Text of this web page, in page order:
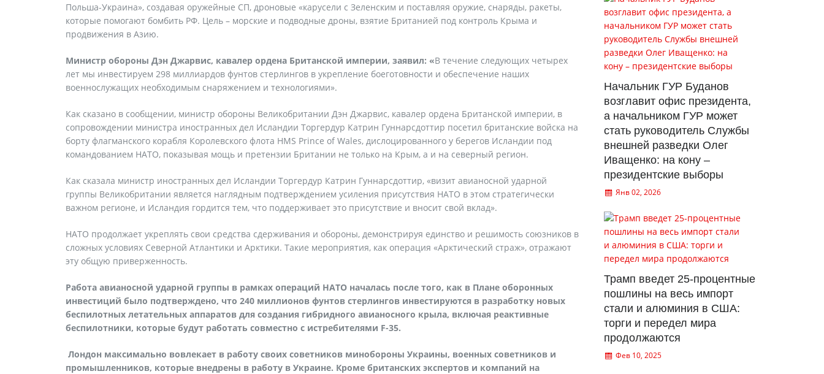
Польша-Украина», создавая оружейные СП, дроновые «карусели с Зеленским и поставляя оружие, снаряды, ракеты,
которые помогают бомбить РФ. Цель – морские и подводные дроны, взятие Британией под контроль Крыма и
продвижения в Азию.
Министр обороны Дэн Джарвис, кавалер ордена Британской империи, заявил: «В течение следующих четырех
лет мы инвестируем 298 миллиардов фунтов стерлингов в укрепление боеготовности и обеспечение наших
военнослужащих необходимым снаряжением и технологиями».
Как сказано в сообщении, министр обороны Великобритании Дэн Джарвис, кавалер ордена Британской империи, в
сопровождении министра иностранных дел Исландии Торгердур Катрин Гуннарсдоттир посетил британские войска на
борту флагманского корабля Королевского флота HMS Prince of Wales, дислоцированного у берегов Исландии под
командованием НАТО, показывая мощь и претензии Британии не только на Крым, а и на северный регион.
Как сказала министр иностранных дел Исландии Торгердур Катрин Гуннарсдоттир, «визит авианосной ударной
группы Великобритании является наглядным подтверждением усиления присутствия НАТО в этом стратегически
важном регионе, и Исландия гордится тем, что поддерживает это присутствие и вносит свой вклад».
НАТО продолжает укреплять свои средства сдерживания и обороны, демонстрируя единство и решимость союзников в
сложных условиях Северной Атлантики и Арктики. Такие мероприятия, как операция «Арктический страж», отражают
эту общую приверженность.
Работа авианосной ударной группы в рамках операций НАТО началась после того, как в Плане оборонных
инвестиций было подтверждено, что 240 миллионов фунтов стерлингов инвестируются в разработку новых
беспилотных летательных аппаратов для создания гибридного авианосного крыла, включая реактивные
беспилотники, которые будут работать совместно с истребителями F-35.
Лондон максимально вовлекает в работу своих советников минобороны Украины, военных советников и
промышленников, которые внедрены в работу в Украине. Кроме британских экспертов и компаний на
Начальник ГУР Буданов
возглавит офис президента,
а начальником ГУР может
стать руководитель Службы
внешней разведки Олег
Иващенко: на кону –
президентские выборы
Янв 02, 2026
Трамп введет 25-процентные
пошлины на весь импорт
стали и алюминия в США:
торги и передел мира
продолжаются
Фев 10, 2025